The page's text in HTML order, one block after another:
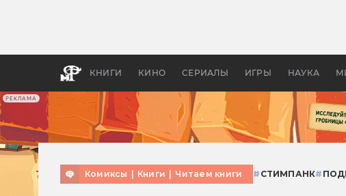
РЕКЛАМА
КНИГИ КИНО СЕРИАЛЫ ИГРЫ НАУКА
бы
Комиксы Книги Читаем книги # СТИМПАНК#